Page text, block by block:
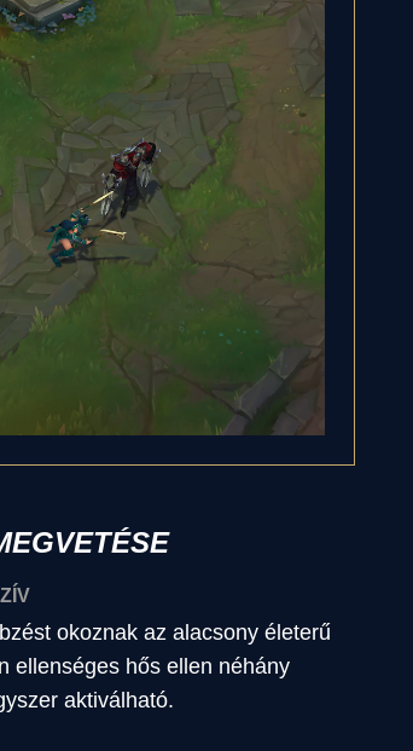
okoznak az alacsony életerű
ellenséges hős ellen néhány
aktiválható.